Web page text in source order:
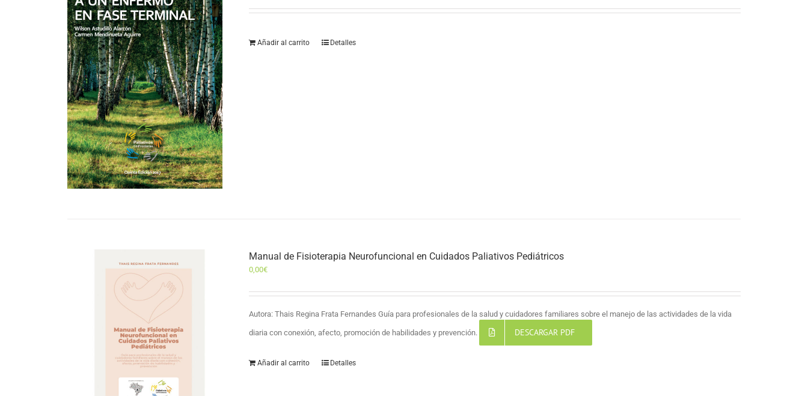
Añadir al carrito Detalles
Manual de Fisioterapia Neurofuncional en Cuidados Paliativos Pediátricos
0,00€
Autora: Thais Regina Frata Fernandes Guía para profesionales de la salud y cuidadores familiares sobre el manejo de las actividades de la vida
diaria con conexión, afecto, promoción de habilidades y prevención. DESCARGAR PDF
Añadir al carrito Detalles